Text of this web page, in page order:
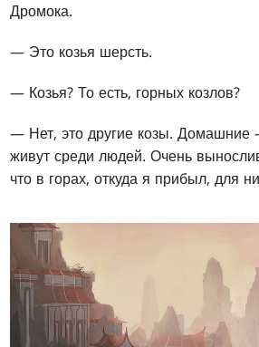
Дромока.
— Это козья шерсть.
— Козья? То есть, горных козлов?
— Нет, это другие козы.
живут среди людей. Очень
что в горах, откуда я прибыл, для